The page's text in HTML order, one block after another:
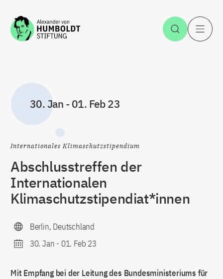
Zum Inhalt springen Suche
30. Jan -01. Feb 23
Internationales Klimaschutzstipendium
Abschlusstreffen der
Internationalen
Klimaschutzstipendiat*innen
Berlin, Deutschland
30. Jan - 01. Feb 23
Mit Empfang bei der Leitung des Bundesministeriums für